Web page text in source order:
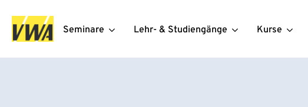
Seminare Lehr- & Studiengänge Kurse